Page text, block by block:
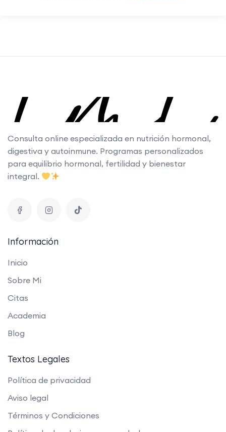
Consulta online especializada en nutrición hormonal,
digestiva y autoinmune. Programas personalizados
para equilibrio hormonal, fertilidad y bienestar
integral.
Información
Inicio
Sobre Mi
Citas
Academia
Blog
Textos Legales
Política de privacidad
Aviso legal
Términos y Condiciones